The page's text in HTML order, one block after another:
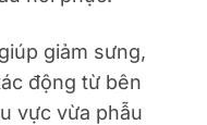
giảm sưng,
động từ bên
vực vừa phẫu